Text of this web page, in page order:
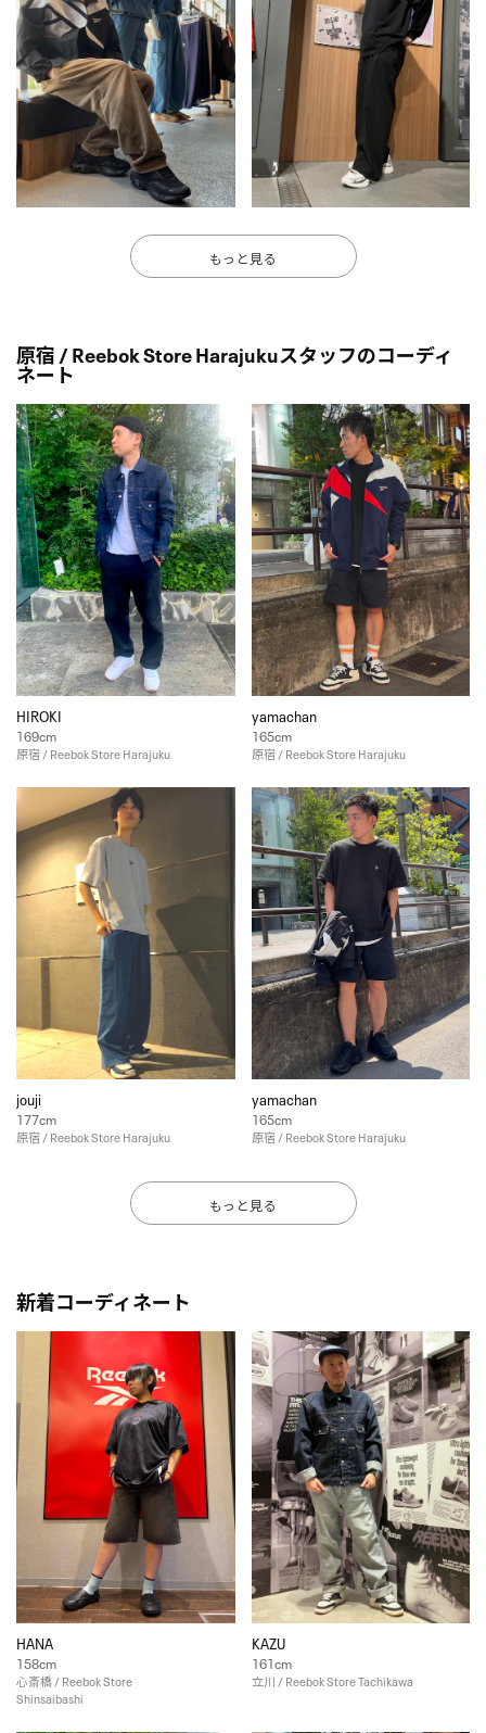
もっと見る
原宿 / Reebok Store Harajukuスタッフのコーディ
ネート
HIROKI
169cm
原宿 / Reebok Store Harajuku
yamachan
165cm
原宿 / Reebok Store Harajuku
jouji
177cm
原宿 / Reebok Store Harajuku
yamachan
165cm
原宿 / Reebok Store Harajuku
もっと見る
新着コーディネート
HANA
158cm
心斎橋 / Reebok Store
Shinsaibashi
KAZU
161cm
立川 / Reebok Store Tachikawa